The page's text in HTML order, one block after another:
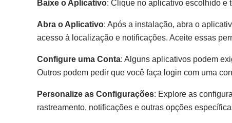
Baixe o Aplicativo: Clique no aplicativo escolhido e
Abra o Aplicativo: Após a instalação, abra o
acesso à localização e notificações. Aceite essas
Configure uma Conta: Alguns aplicativos podem
Outros podem pedir que você faça login com uma
Personalize as Configurações: Explore as
rastreamento, notificações e outras opções